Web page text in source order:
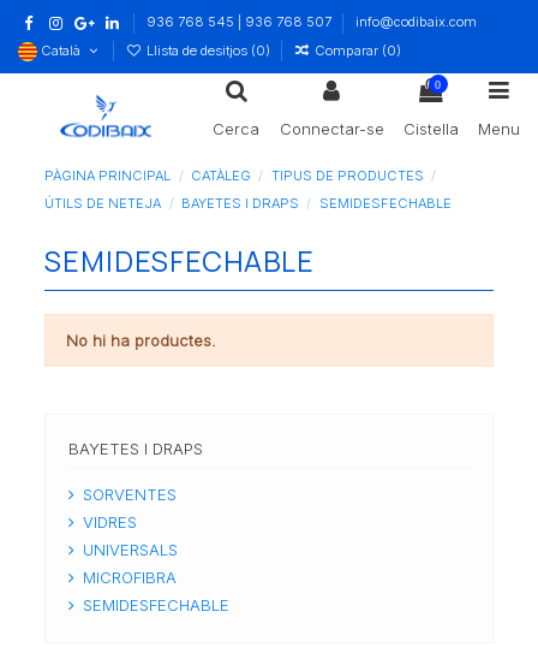
936 768 545 | 936 768 507
info@codibaix.com
Català
Llista de desitjos (0) Comparar (0)
Cerca Connectar-se
0
Cistella Menu
PÀGINA PRINCIPAL CATÀLEG
TIPUS DE PRODUCTES
ÚTILS DE NETEJA
BAYETES I DRAPS SEMIDESFECHABLE
SEMIDESFECHABLE
No hi ha productes.
BAYETES I DRAPS
SORVENTES
VIDRES
UNIVERSALS
MICROFIBRA
SEMIDESFECHABLE